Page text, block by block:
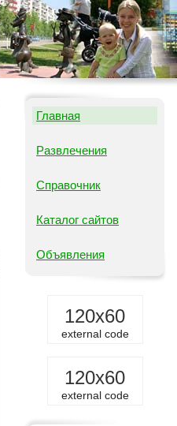
Главная
Развлечения
Справочник
Каталог сайтов
Объявления
120x60
external code
120x60
external code